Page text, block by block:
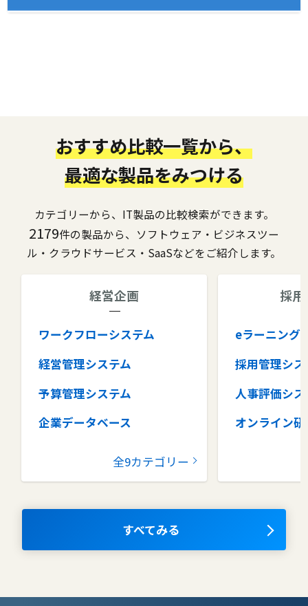
おすすめ比較一覧から、
最適な製品をみつける
カテゴリーから、IT製品の比較検索ができます。
2179件の製品から、ソフトウェア・ビジネスツー
ル・クラウドサービス・SaaSなどをご紹介します。
経営企画
ワークフローシステム
経営管理システム
予算管理システム
企業データベース
グループウェア
コラボレーションツール
ナレッジマネジメントツール
全9カテゴリー
採
eラーニング
採用管理シス
人事評価シ
オンライン研
タレントマ
OKRツール
すべてみる